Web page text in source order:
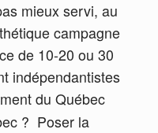
mieux servi, au
campagne
de 10-20 ou 30
indépendantistes
du Québec
? Poser la